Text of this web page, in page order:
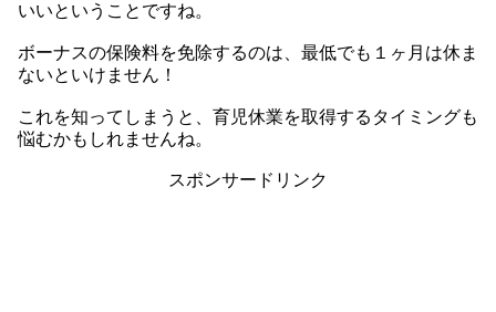
いいということですね。
ボーナスの保険料を免除するのは、最低でも１ヶ月は休ま
ないといけません！
これを知ってしまうと、育児休業を取得するタイミングも
悩むかもしれませんね。
スポンサードリンク